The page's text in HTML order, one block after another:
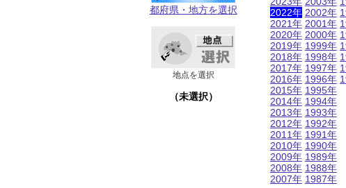
都府県・地方を選択
地点を選択
（未選択）
2022年
2021年
2020年
2019年
2018年
2017年
2016年
2015年
2014年
2013年
2012年
2011年
2010年
2009年
2008年
2007年
2002年
2001年
2000年
1999年
1998年
1997年
1996年
1995年
1994年
1993年
1992年
1991年
1990年
1989年
1988年
1987年